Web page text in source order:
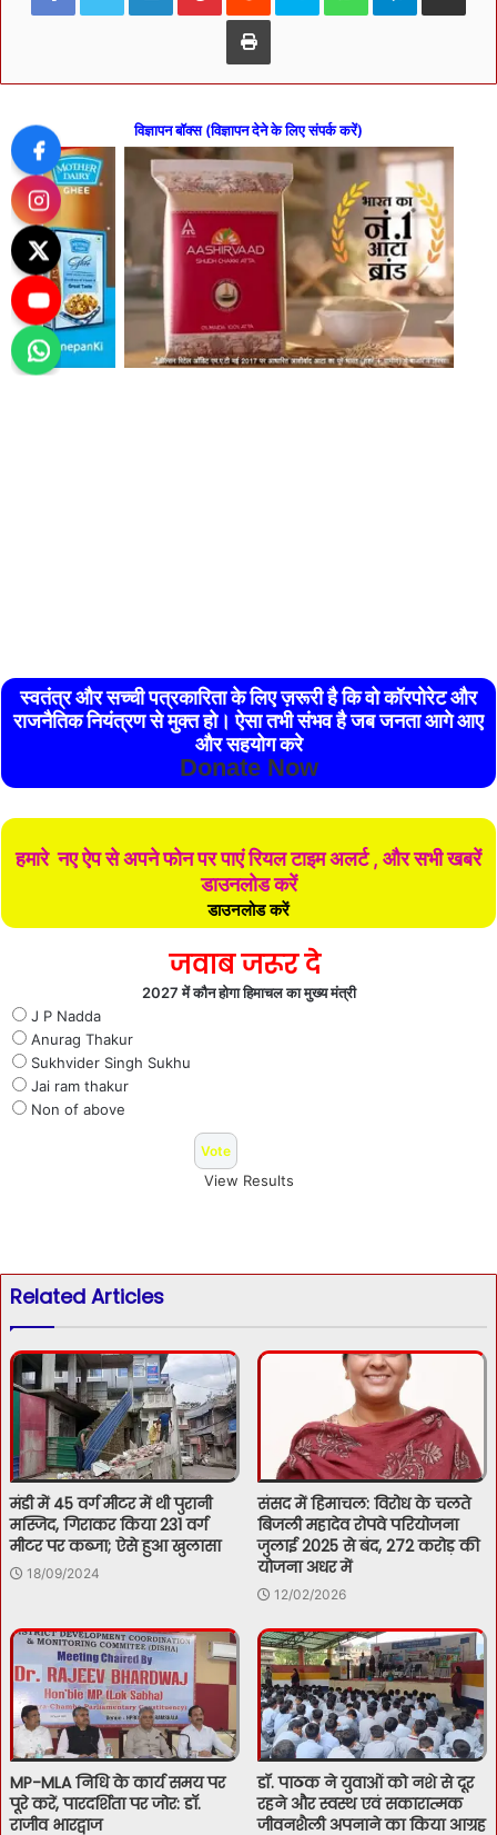
Print
विज्ञापन बॉक्स (विज्ञापन देने के लिए संपर्क करें)
स्वतंत्र और सच्ची पत्रकारिता के लिए ज़रूरी है कि वो कॉरपोरेट और
राजनैतिक नियंत्रण से मुक्त हो। ऐसा तभी संभव है जब जनता आगे आए
और सहयोग करे
Donate Now
हमारे नए ऐप से अपने फोन पर पाएं रियल टाइम अलर्ट , और सभी खबरें
डाउनलोड करें
डाउनलोड करें
जवाब जरूर दे
2027 में कौन होगा हिमाचल का मुख्य मंत्री
J P Nadda
Anurag Thakur
Sukhvider Singh Sukhu
Jai ram thakur
Non of above
View Results
Related Articles
मंडी में 45 वर्ग मीटर में थी पुरानी
मस्जिद, गिराकर किया 231 वर्ग
मीटर पर कब्जा; ऐसे हुआ खुलासा
18/09/2024
संसद में हिमाचल: विरोध के चलते
बिजली महादेव रोपवे परियोजना
जुलाई 2025 से बंद, 272 करोड़ की
योजना अधर में
12/02/2026
MP-MLA निधि के कार्य समय पर
पूरे करें, पारदर्शिता पर जोर: डाॅ.
राजीव भारद्वाज
डॉ. पाठक ने युवाओं को नशे से दूर
रहने और स्वस्थ एवं सकारात्मक
जीवनशैली अपनाने का किया आग्रह